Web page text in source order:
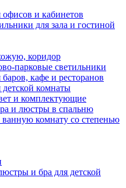
и кабинетов
для зала и гостиной
коридор
парковые светильники
кафе и ресторанов
комнаты
и комплектующие
и люстры в спальню
комнату со степенью
и бра для детской